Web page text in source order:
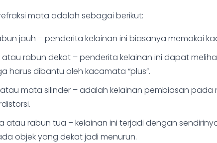
mata adalah sebagai berikut:
jauh – penderita kelainan ini biasanya memakai
rabun dekat – penderita kelainan ini dapat
harus dibantu oleh kacamata “plus”.
mata silinder – adalah kelainan pembiasan
atau rabun tua – kelainan ini terjadi dengan
objek yang dekat jadi menurun.